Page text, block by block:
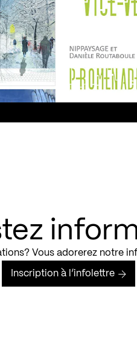
Vous adorerez notre
Inscription à l’infolettre